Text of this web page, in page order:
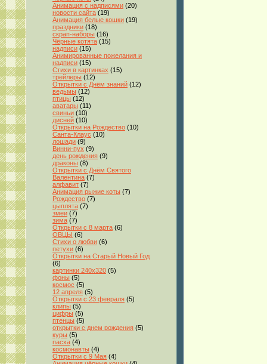
Анимация с надписями (20)
новости сайта (19)
Анимация белые кошки (19)
праздники (18)
скрап-наборы (16)
Чёрные котята (15)
надписи (15)
Анимированные пожелания и
надписи (15)
Стихи в картинках (15)
трейлеры (12)
Открытки с Днём знаний (12)
ведьмы (12)
птицы (12)
аватары (11)
свиньи (10)
дисней (10)
Открытки на Рождество (10)
Санта-Клаус (10)
лошади (9)
Винни-пух (9)
день рождения (9)
драконы (8)
Открытки с Днём Святого
Валентина (7)
алфавит (7)
Анимация рыжие коты (7)
Рождество (7)
цыплята (7)
змеи (7)
зима (7)
Открытки с 8 марта (6)
ОВЦЫ (6)
Стихи о любви (6)
петухи (6)
Открытки на Старый Новый Год
(6)
картинки 240x320 (5)
фоны (5)
космос (5)
12 апреля (5)
Открытки с 23 февраля (5)
клипы (5)
цифры (5)
птенцы (5)
открытки с днем рождения (5)
куры (5)
пасха (4)
космонавты (4)
Открытки с 9 Мая (4)